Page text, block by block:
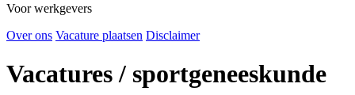
Voor werkgevers
Over ons Vacature plaatsen Disclaimer
Vacatures/ sportgeneeskunde